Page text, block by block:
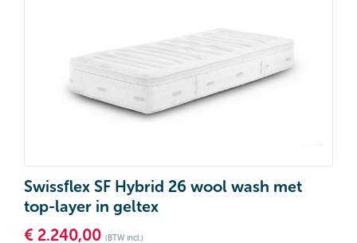
Swissflex SF Hybrid 26 wool wash met
top-layer in geltex
€ 2.240,00 (BTW incl.)